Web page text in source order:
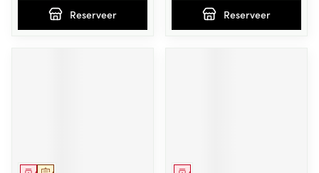
Reserveer Reserveer